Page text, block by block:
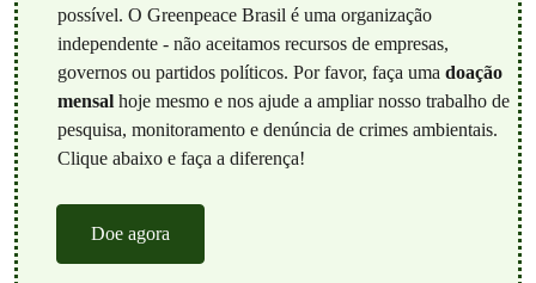
possível. O Greenpeace Brasil é uma organização
independente - não aceitamos recursos de empresas,
governos ou partidos políticos. Por favor, faça uma doação
mensalhoje mesmo e nos ajude a ampliar nosso trabalho de
pesquisa, monitoramento e denúncia de crimes ambientais.
Clique abaixo e faça a diferença!
Doe agora